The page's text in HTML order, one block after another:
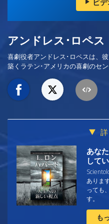
アンドレス･ロペス
喜劇役者アンドレス･ロペスは、
築くラテン･アメリカの喜劇のセン
あな
して
ありま
っても
す。
も